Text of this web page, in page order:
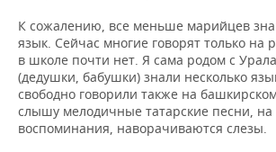
К сожалению, все меньше марийцев
язык. Сейчас многие говорят только на
в школе почти нет. Я сама родом с
(дедушки, бабушки) знали несколько
свободно говорили также на
слышу мелодичные татарские песни, на
воспоминания, наворачиваются слезы.